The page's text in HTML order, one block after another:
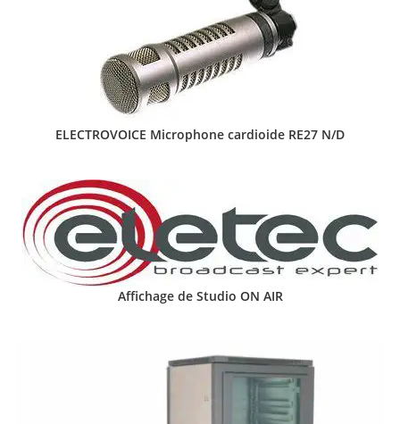
ELECTROVOICE Microphone cardioide RE27 N/D
Affichage de Studio ON AIR